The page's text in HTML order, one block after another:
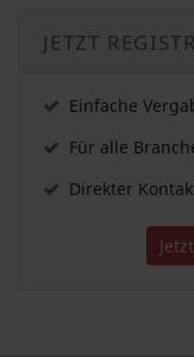
JETZT
Einfache
Für alle
Direkter